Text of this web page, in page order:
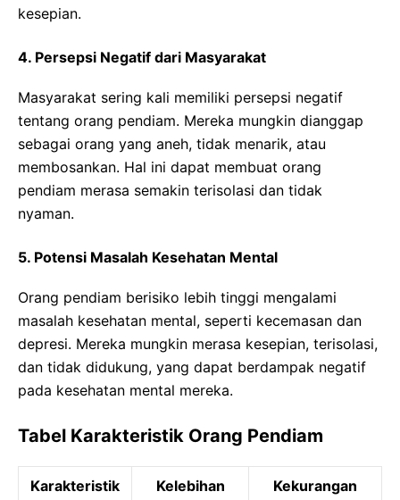
kesepian.
4. Persepsi Negatif dari Masyarakat
Masyarakat sering kali memiliki persepsi negatif
tentang orang pendiam. Mereka mungkin dianggap
sebagai orang yang aneh, tidak menarik, atau
membosankan. Hal ini dapat membuat orang
pendiam merasa semakin terisolasi dan tidak
nyaman.
5. Potensi Masalah Kesehatan Mental
Orang pendiam berisiko lebih tinggi mengalami
masalah kesehatan mental, seperti kecemasan dan
depresi. Mereka mungkin merasa kesepian, terisolasi,
dan tidak didukung, yang dapat berdampak negatif
pada kesehatan mental mereka.
Tabel Karakteristik Orang Pendiam
Karakteristik Kelebihan Kekurangan